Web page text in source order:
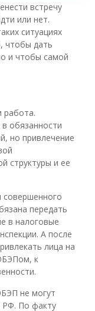
встречу
или нет.
ситуациях
чтобы дать
и чтобы самой
работа.
обязанности
но привлечение
структуры и ее
совершенного
передать
в налоговые
А после
лица на
к
не могут
РФ. По факту